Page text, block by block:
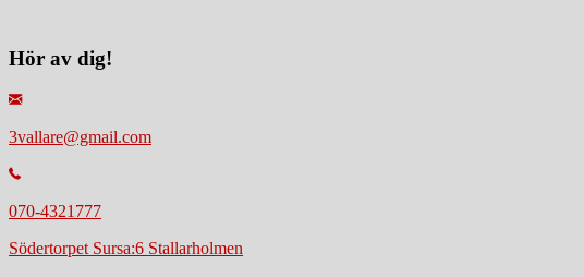
Hör av dig!
3vallare@gmail.com
070-4321777
Södertorpet Sursa:6 Stallarholmen